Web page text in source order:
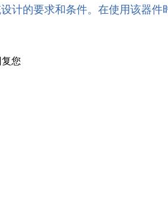
计的要求和条件。在使用该器
您